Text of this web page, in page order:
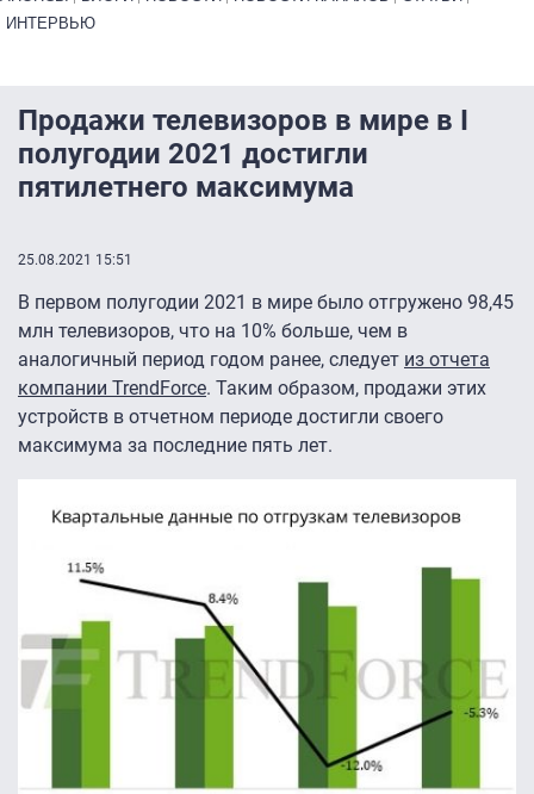
ИНТЕРВЬЮ
Продажи телевизоров в мире в I
полугодии 2021 достигли
пятилетнего максимума
25.08.2021 15:51
В первом полугодии 2021 в мире было отгружено 98,45
млн телевизоров, что на 10% больше, чем в
аналогичный период годом ранее, следует из отчета
компании TrendForce. Таким образом, продажи этих
устройств в отчетном периоде достигли своего
максимума за последние пять лет.